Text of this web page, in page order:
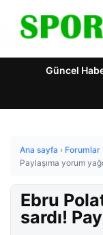
Güncel
Ana sayfa › Forumlar
Paylaşıma yorum
Ebru
sardı!